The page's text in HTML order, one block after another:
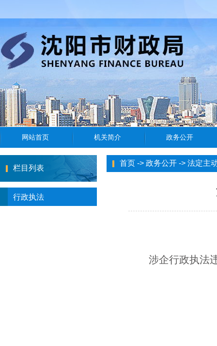
栏目列表
行政执法
首页 -> 政务公开 -> 法定主
涉企行政执法